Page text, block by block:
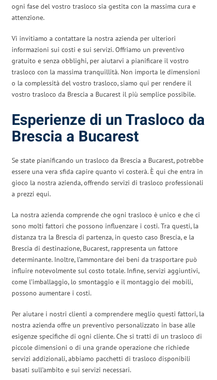
ogni fase del vostro trasloco sia gestita con la massima cura e
attenzione.
Vi invitiamo a contattare la nostra azienda per ulteriori
informazioni sui costi e sui servizi. Offriamo un preventivo
gratuito e senza obblighi, per aiutarvi a pianificare il vostro
trasloco con la massima tranquillità. Non importa le dimensioni
o la complessità del vostro trasloco, siamo qui per rendere il
vostro trasloco da Brescia a Bucarest il più semplice possibile.
Esperienze di un Trasloco da
Brescia a Bucarest
Se state pianificando un trasloco da Brescia a Bucarest, potrebbe
essere una vera sfida capire quanto vi costerà. È qui che entra in
gioco la nostra azienda, offrendo servizi di trasloco professionali
a prezzi equi.
La nostra azienda comprende che ogni trasloco è unico e che ci
sono molti fattori che possono influenzare i costi. Tra questi, la
distanza tra la Brescia di partenza, in questo caso Brescia, e la
Brescia di destinazione, Bucarest, rappresenta un fattore
determinante. Inoltre, l’ammontare dei beni da trasportare può
influire notevolmente sul costo totale. Infine, servizi aggiuntivi,
come l’imballaggio, lo smontaggio e il montaggio dei mobili,
possono aumentare i costi.
Per aiutare i nostri clienti a comprendere meglio questi fattori, la
nostra azienda offre un preventivo personalizzato in base alle
esigenze specifiche di ogni cliente. Che si tratti di un trasloco di
piccole dimensioni o di una grande operazione che richiede
servizi addizionali, abbiamo pacchetti di trasloco disponibili
basati sull’ambito e sui servizi necessari.